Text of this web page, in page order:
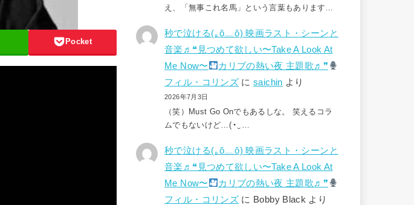
Pocket
え、「無事これ名馬」という言葉もあります…
秒で泣ける(⁠｡⁠ŏ⁠﹏⁠ŏ⁠) 映画ラスト・シーンと
音楽♬❝見つめて欲しい〜Take A Look At
Me Now〜
カリブの熱い夜 主題歌♬❞
フィル・コリンズ にsaichin より
2026年7月3日
（笑）Must Go Onでもあるしな。 笑えるコラ
ムでもないけど…(⁠◔⁠‿⁠…
秒で泣ける(⁠｡⁠ŏ⁠﹏⁠ŏ⁠) 映画ラスト・シーンと
音楽♬❝見つめて欲しい〜Take A Look At
Me Now〜
カリブの熱い夜 主題歌♬❞
フィル・コリンズ に Bobby Black より